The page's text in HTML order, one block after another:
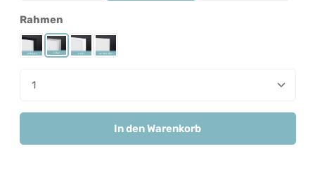
Rahmenauswählen
Rahmen Schwarz
Rahmen Silber
Rahmen Weiß
Rahmenlos
Produkt Anzahl: Gib den gewünschten Wert ein
In den Warenkorb